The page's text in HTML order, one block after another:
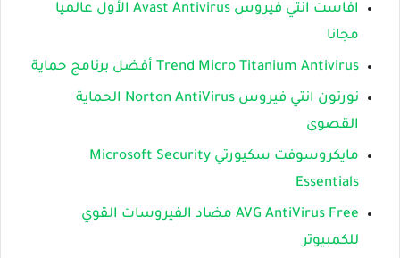
افاست انتي فيروس Avast Antivirus الأول عالميا
مجانا
Trend Micro Titanium Antivirus أفضل برنامج حماية
نورتون انتي فيروس Norton AntiVirus الحماية
القصوى
مايكروسوفت سكيورتي Microsoft Security
Essentials
AVG AntiVirus Free مضاد الفيروسات القوي
للكمبيوتر